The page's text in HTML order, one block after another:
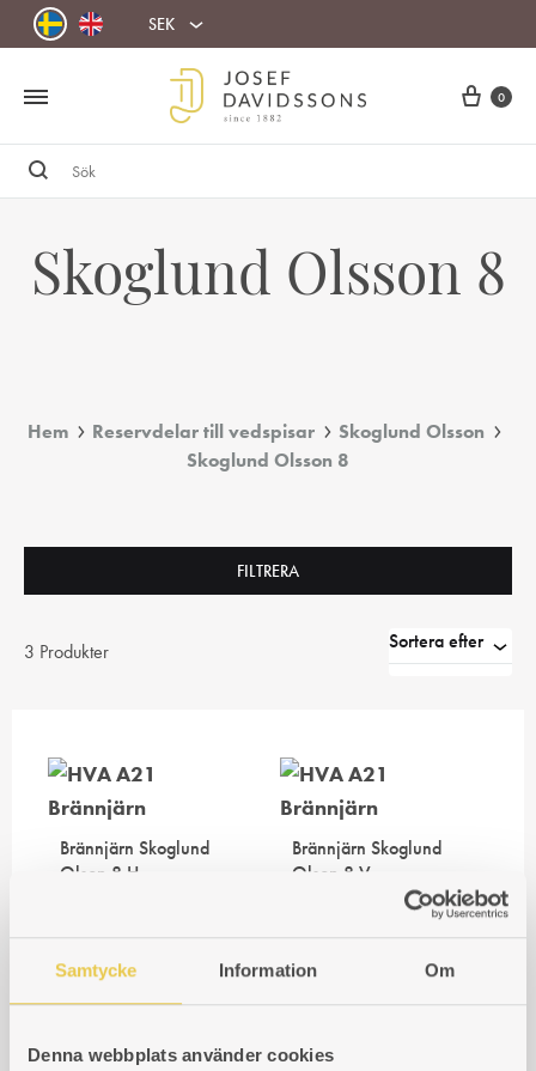
Samtycke Information Om
Denna webbplats använder cookies
SEK
Cart
0
Sök
Skoglund Olsson 8
Hem Reservdelar till vedspisar
Skoglund Olsson
Skoglund Olsson 8
3 Produkter Sortera efter
Brännjärn Skoglund
Olson 8 H
1 423kr
Brännjärn Skoglund
Olson 8 V
För vänstereldad spis
1 423
FILTRERA